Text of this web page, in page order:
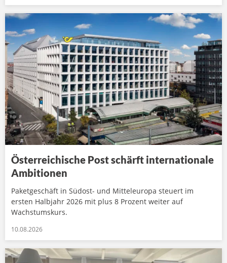
Österreichische Post schärft internationale
Ambitionen
Paketgeschäft in Südost- und Mitteleuropa steuert im
ersten Halbjahr 2026 mit plus 8 Prozent weiter auf
Wachstumskurs.
10.08.2026